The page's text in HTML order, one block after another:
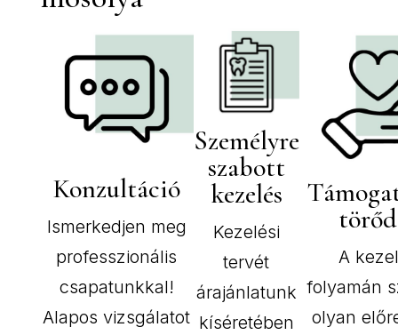
Konzultáció
Ismerkedjen meg
professzionális
csapatunkkal!
Alapos vizsgálatot
Személyre
szabott
kezelés
Kezelési
tervét
árajánlatunk
kíséretében
A
folyamán
olyan